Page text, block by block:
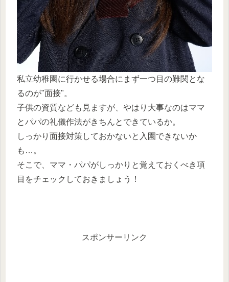
私立幼稚園に行かせる場合にまず一つ目の難関とな
るのが"面接"。
子供の資質なども見ますが、やはり大事なのはママ
とパパの礼儀作法がきちんとできているか。
しっかり面接対策しておかないと入園できないか
も…。
そこで、ママ・パパがしっかりと覚えておくべき項
目をチェックしておきましょう！
スポンサーリンク